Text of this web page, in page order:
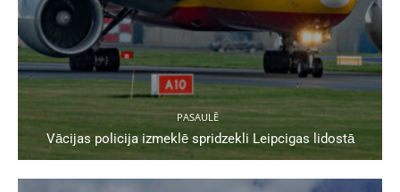
PASAULĒ
Vācijas policija izmeklē spridzekli Leipcigas lidostā